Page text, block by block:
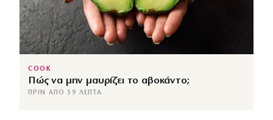
COOK
Πώς να μην μαυρίζει το αβοκάντο;
ΠΡΙΝ ΑΠΌ 59 ΛΕΠΤΆ